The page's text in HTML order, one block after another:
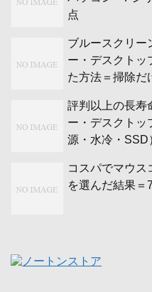
点
ブルースクリー
ー・デスクトッ
た方法＝掃除だ
評判以上の長寿
ー・デスクトッ
源・水冷・SSD
コスパでマウス
を選んだ結果＝